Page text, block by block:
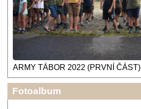
ARMY TÁBOR 2022 (PRVNÍ ČÁST)
Fotoalbum